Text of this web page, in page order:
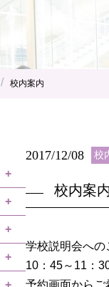
/ 校内案内
+
+
+
+
+
2017/12/08 校
校内案内
学校説明会への
10：45～11：
予約画面から